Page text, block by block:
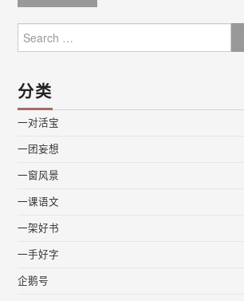
for:
分类
一对活宝
一团妄想
一窗风景
一课语文
一架好书
一手好字
企鹅号